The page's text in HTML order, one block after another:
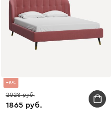
8
1865
2028